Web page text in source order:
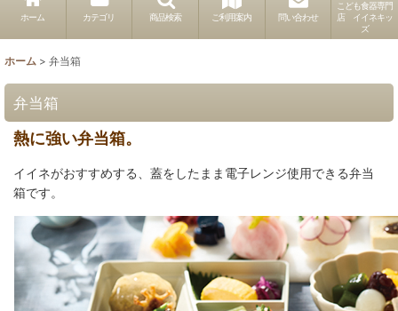
ホーム カテゴリ 商品検索 ご利用案内 問い合わせ
こども食器専門
店 イイネキッ
ズ
ホーム > 弁当箱
弁当箱
熱に強い弁当箱。
イイネがおすすめする、蓋をしたまま電子レンジ使用できる弁当
箱です。